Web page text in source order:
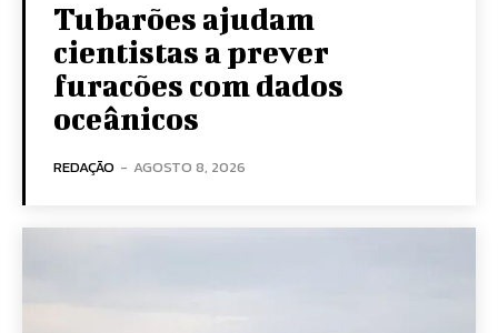
Tubarões ajudam
cientistas a prever
furacões com dados
oceânicos
REDAÇÃO - AGOSTO 8, 2026